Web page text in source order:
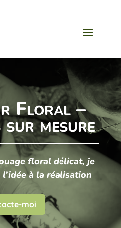
Floral –
mesure
floral délicat, je
l’idée à la réalisation
moi